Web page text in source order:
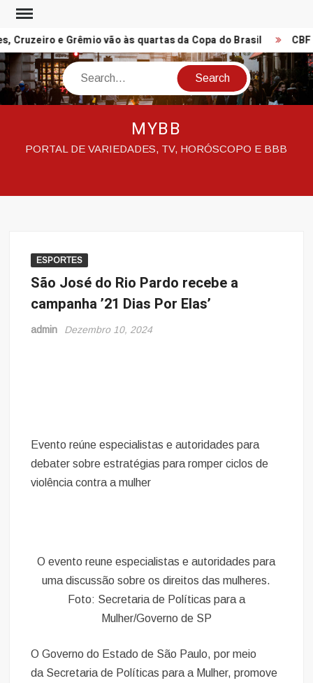
Skip
content
e Grêmio vão às quartas da Copa do Brasil
Search
MYBB
PORTAL DE VARIEDADES, TV, HORÓSCOPO E BBB
ESPORTES
São José do Rio Pardo recebe a
campanha ’21 Dias Por Elas’
admin Dezembro 10, 2024
Evento reúne especialistas e autoridades para
debater sobre estratégias para romper ciclos de
violência contra a mulher
O evento reune especialistas e autoridades para
uma discussão sobre os direitos das mulheres.
Foto: Secretaria de Políticas para a
Mulher/Governo de SP
O Governo do Estado de São Paulo, por meio
da Secretaria de Políticas para a Mulher, promove